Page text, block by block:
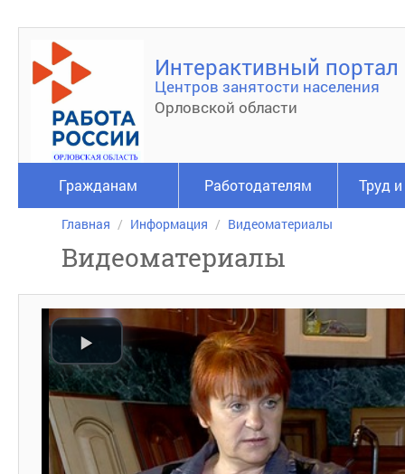
Интерактивный портал
Центров занятости населения
Орловской области
Гражданам Работодателям Труд
Главная Информация Видеоматериалы
Видеоматериалы